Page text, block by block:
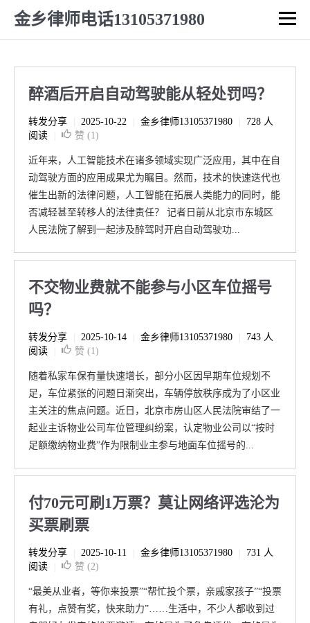
金乡律师电话13105371980
醉酒后开启自动驾驶能从轻处罚吗？
转发分享 2025-10-22 金乡律师13105371980
728 人
阅读
赞 (1)
近年来，人工智能技术在诸多领域实现广泛应用，其中在自
动驾驶方面的应用成果尤为瞩目。然而，技术的快速迭代也
催生出新的法律问题，人工智能在拓展人类能力的同时，能
否减轻甚至转移人的法律责任？ 记者日前从北京市东城区
人民法院了解到一起涉及醉驾时开启自动驾驶功...
不交物业费就不能参与小区车位摇号
吗？
转发分享 2025-10-14 金乡律师13105371980
743 人
阅读
赞 (1)
随着私家车保有量快速增长，部分小区因早期车位规划不
足，车位紧张的问题日渐突出，车辆停放秩序成为了小区业
主关注的焦点问题。近日，北京市房山区人民法院审结了一
起业主诉物业公司车位管理纠纷案，认定物业公司以“按时
足额缴纳物业费”作为限制业主参与地面车位摇号的...
付70元可刷1万票？莫让网络评选沦为
买票刷票
转发分享 2025-10-11 金乡律师13105371980
731 人
阅读
赞 (2)
“最美从业者，等你来投票”“帮忙投个票，亲戚家孩子”“投票
有礼，点赞有奖，快来助力”……生活中，不少人都收到过